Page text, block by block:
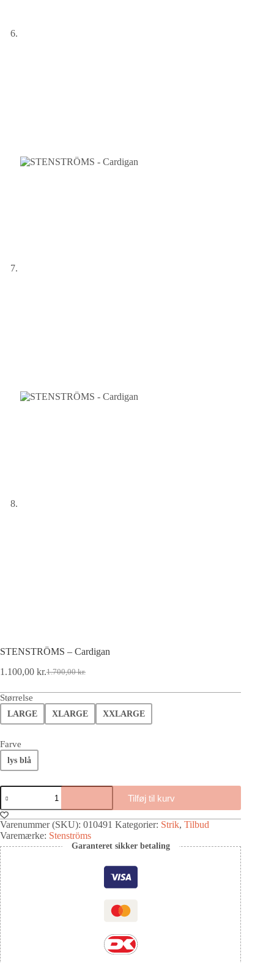
STENSTRÖMS – Cardigan
1.700,00kr.
1.100,00 kr.
Størrelse
LARGE XLARGE XXLARGE
Farve
lys blå
Tilføj til kurv
Varenummer (SKU): 010491 Kategorier: Strik, Tilbud
Varemærke: Stenströms
Garanteret sikker betaling